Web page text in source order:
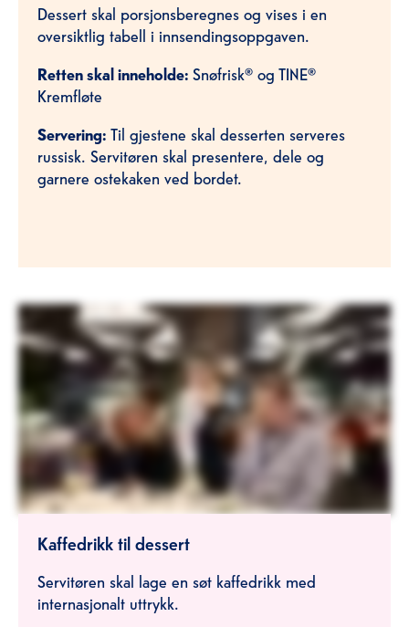
Dessert skal porsjonsberegnes og vises i en
oversiktlig tabell i innsendingsoppgaven.
Retten skal inneholde: Snøfrisk® og TINE®
Kremfløte
Servering: Til gjestene skal desserten serveres
russisk. Servitøren skal presentere, dele og
garnere ostekaken ved bordet.
Kaffedrikk til dessert
Servitøren skal lage en søt kaffedrikk med
internasjonalt uttrykk.